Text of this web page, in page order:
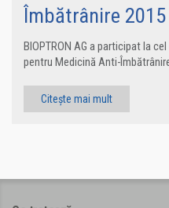
Îmbătrânire 2015
BIOPTRON AG a participat la
pentru Medicină Anti-
Citește mai mult